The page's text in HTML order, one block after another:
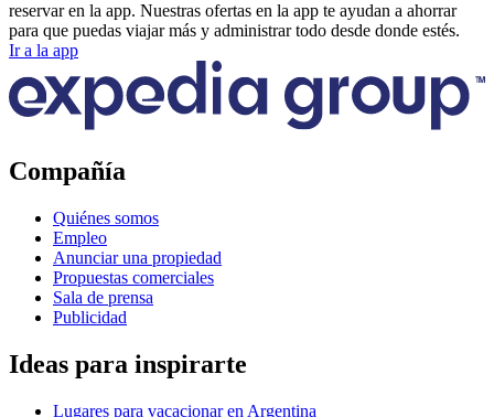
reservar en la app. Nuestras ofertas en la app te ayudan a ahorrar
para que puedas viajar más y administrar todo desde donde estés.
Ir a la app
Compañía
Quiénes somos
Empleo
Anunciar una propiedad
Propuestas comerciales
Sala de prensa
Publicidad
Ideas para inspirarte
Lugares para vacacionar en Argentina